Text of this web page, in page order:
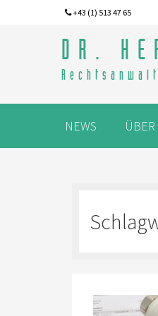
+43 (1) 513 47 65
DR.
NEWS